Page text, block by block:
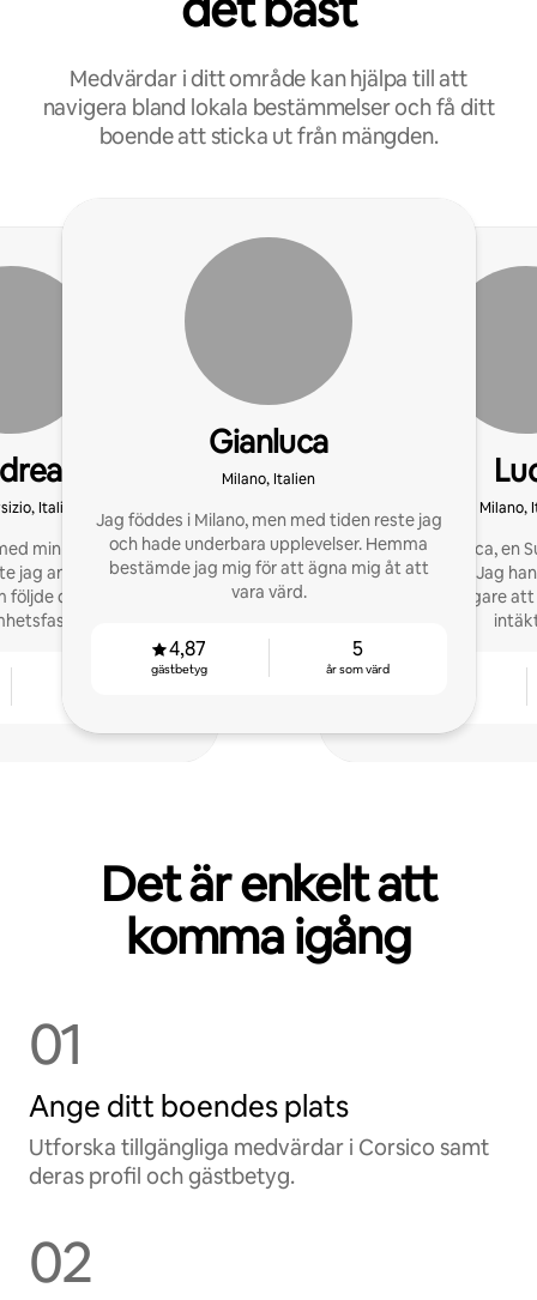
Medvärdar i ditt område kan hjälpa till att
navigera bland lokala bestämmelser och få ditt
boende att sticka ut från mängden.
Italien
min lägenhet och
jag andra värdar med
dem i alla olika
Gianluca
Milano, Italien
Jag föddes i Milano, men med tiden reste jag
och hade underbara upplevelser. Hemma
bestämde jag mig för att ägna mig åt att
vara värd.
4,87
gästbetyg
5
år som värd
Milano,
Hej, jag heter Luca, en
års erfarenhet. Jag
hjälper andra ägare
Det är enkelt att
komma igång
01
Ange ditt boendes plats
Utforska tillgängliga medvärdar i Corsico samt
deras profil och gästbetyg.
02